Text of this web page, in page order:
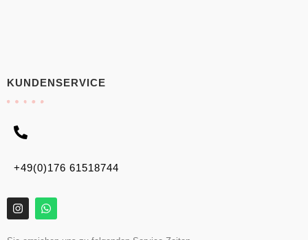
KUNDENSERVICE
+49(0)176 61518744